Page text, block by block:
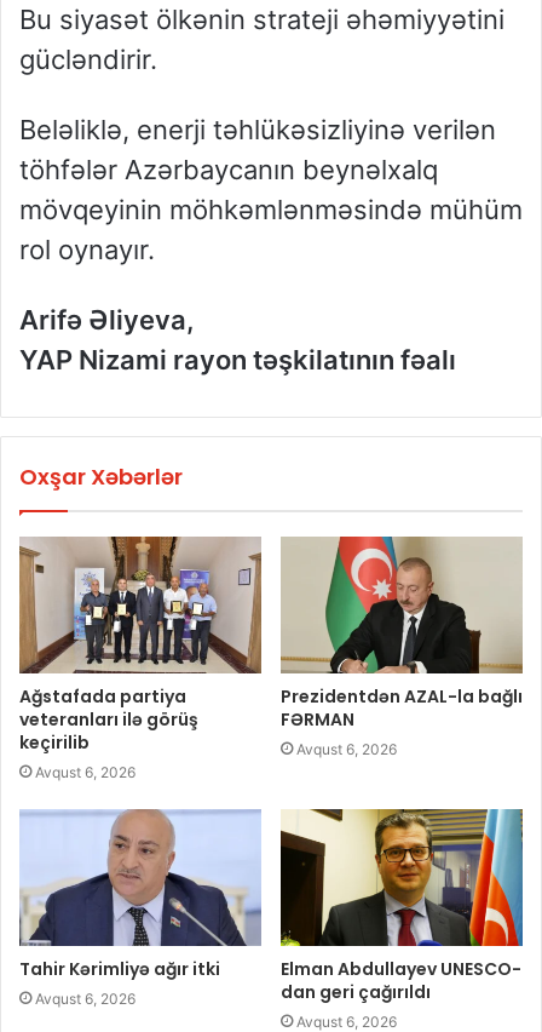
Bu siyasət ölkənin strateji əhəmiyyətini
gücləndirir.
Beləliklə, enerji təhlükəsizliyinə verilən
töhfələr Azərbaycanın beynəlxalq
mövqeyinin möhkəmlənməsində mühüm
rol oynayır.
Arifə Əliyeva,
YAP Nizami rayon təşkilatının fəalı
Oxşar Xəbərlər
Ağstafada partiya
veteranları ilə görüş
keçirilib
Avqust 6, 2026
Prezidentdən AZAL-la bağlı
FƏRMAN
Avqust 6, 2026
Tahir Kərimliyə ağır itki
Avqust 6, 2026
Elman Abdullayev UNESCO-
dan geri çağırıldı
Avqust 6, 2026